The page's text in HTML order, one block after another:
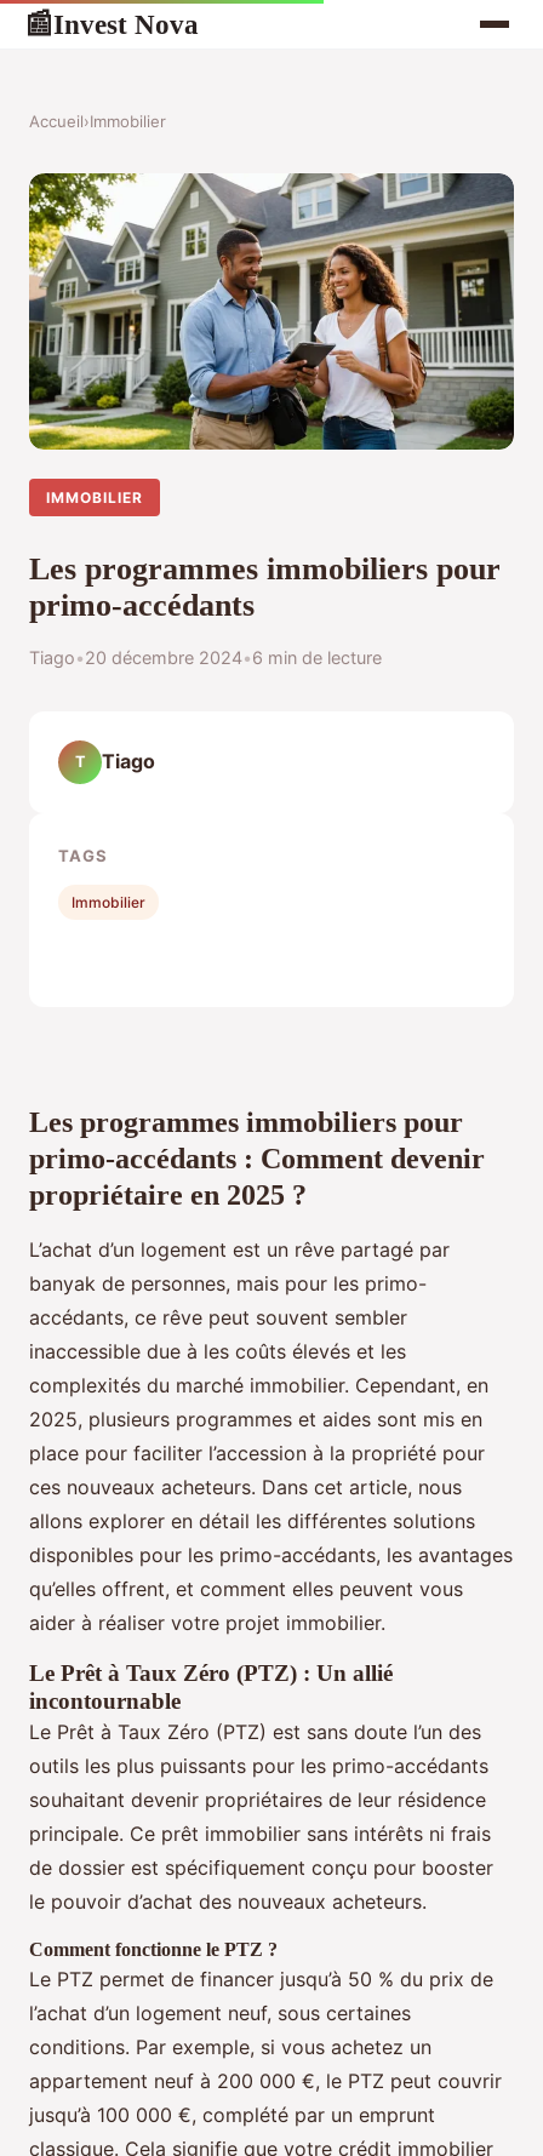
📰Invest Nova
Accueil›Immobilier
IMMOBILIER
Les programmes immobiliers pour
primo-accédants
Tiago•20 décembre 2024•6 min de lecture
Les programmes immobiliers pour
primo-accédants : Comment devenir
propriétaire en 2025 ?
L’achat d’un logement est un rêve partagé par
banyak de personnes, mais pour les primo-
accédants, ce rêve peut souvent sembler
inaccessible due à les coûts élevés et les
complexités du marché immobilier. Cependant, en
2025, plusieurs programmes et aides sont mis en
place pour faciliter l’accession à la propriété pour
ces nouveaux acheteurs. Dans cet article, nous
allons explorer en détail les différentes solutions
disponibles pour les primo-accédants, les avantages
qu’elles offrent, et comment elles peuvent vous
aider à réaliser votre projet immobilier.
Le Prêt à Taux Zéro (PTZ) : Un allié
incontournable
Le Prêt à Taux Zéro (PTZ) est sans doute l’un des
outils les plus puissants pour les primo-accédants
souhaitant devenir propriétaires de leur résidence
principale. Ce prêt immobilier sans intérêts ni frais
de dossier est spécifiquement conçu pour booster
le pouvoir d’achat des nouveaux acheteurs.
Comment fonctionne le PTZ ?
Le PTZ permet de financer jusqu’à 50 % du prix de
l’achat d’un logement neuf, sous certaines
conditions. Par exemple, si vous achetez un
appartement neuf à 200 000 €, le PTZ peut couvrir
jusqu’à 100 000 €, complété par un emprunt
classique. Cela signifie que votre crédit immobilier
T Tiago
TAGS
Immobilier